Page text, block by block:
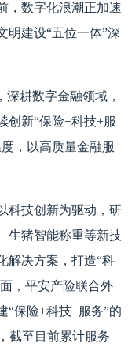
，数字化浪潮正加速
明建设“五位一体”深
耕数字金融领域，
创新“保险+科技+服
，以高质量金融服
科技创新为驱动，研
生猪智能称重等新技
解决方案，打造“科
，平安产险联合外
“保险+科技+服务”的
截至目前累计服务